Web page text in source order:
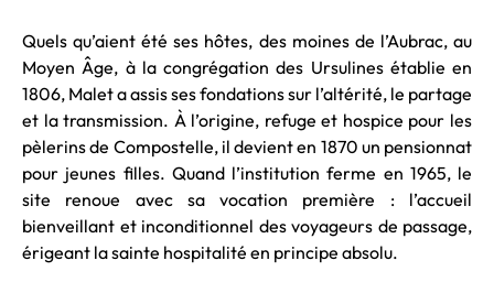
Quels qu’aient été ses hôtes, des moines de l’Aubrac, au
Moyen Âge, à la congrégation des Ursulines établie en
1806, Malet a assis ses fondations sur l’altérité, le partage
et la transmission. À l’origine, refuge et hospice pour les
pèlerins de Compostelle, il devient en 1870 un pensionnat
pour jeunes filles. Quand l’institution ferme en 1965, le
site renoue avec sa vocation première : l’accueil
bienveillant et inconditionnel des voyageurs de passage,
érigeant la sainte hospitalité en principe absolu.